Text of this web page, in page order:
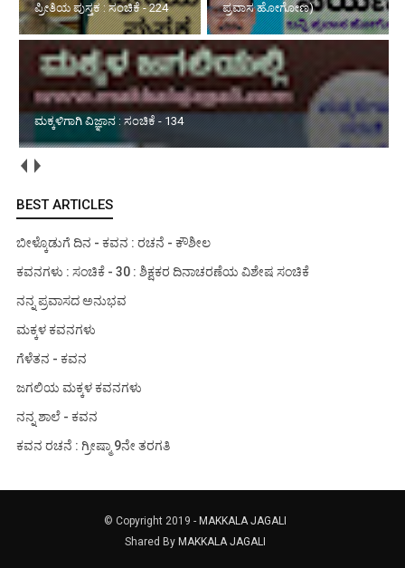
ಪ್ರವಾಸ ಹೋಗೋಣ)
ಮಕ್ಕಳಿಗಾಗಿ ವಿಜ್ಞಾನ : ಸಂಚಿಕೆ - 134
ಮಳೆಯ ವಿಶೇಷ ಅನುಭವ : ಸಂಚಿಕೆ - 02
BEST ARTICLES
ಬೀಳ್ಕೊಡುಗೆ ದಿನ - ಕವನ : ರಚನೆ - ಕೌಶೀಲ
ಕವನಗಳು : ಸಂಚಿಕೆ - 30 : ಶಿಕ್ಷಕರ ದಿನಾಚರಣೆಯ ವಿಶೇಷ ಸಂಚಿಕೆ
ನನ್ನ ಪ್ರವಾಸದ ಅನುಭವ
ಮಕ್ಕಳ ಕವನಗಳು
ಗೆಳೆತನ - ಕವನ
ಜಗಲಿಯ ಮಕ್ಕಳ ಕವನಗಳು
ನನ್ನ ಶಾಲೆ - ಕವನ
ಕವನ ರಚನೆ : ಗ್ರೀಷ್ಮಾ 9ನೇ ತರಗತಿ
© Copyright 2019 - MAKKALA JAGALI
Shared By MAKKALA JAGALI